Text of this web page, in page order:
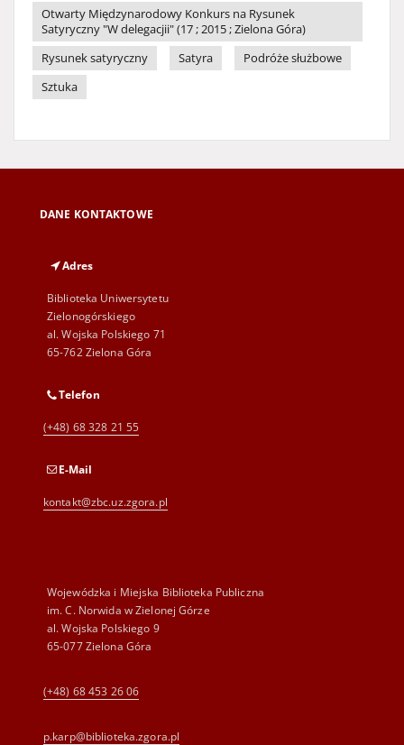
Otwarty Międzynarodowy Konkurs na Rysunek
Satyryczny "W delegacjii" (17 ; 2015 ; Zielona Góra)
Rysunek satyryczny
Satyra
Podróże służbowe
Sztuka
DANE KONTAKTOWE
Adres
Biblioteka Uniwersytetu
Zielonogórskiego
al. Wojska Polskiego 71
65-762 Zielona Góra
Telefon
(+48) 68 328 21 55
E-Mail
kontakt@zbc.uz.zgora.pl
Wojewódzka i Miejska Biblioteka Publiczna
im. C. Norwida w Zielonej Górze
al. Wojska Polskiego 9
65-077 Zielona Góra
(+48) 68 453 26 06
p.karp@biblioteka.zgora.pl